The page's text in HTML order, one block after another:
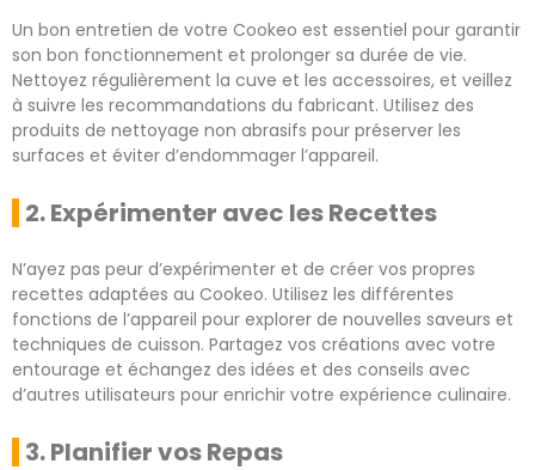
Un bon entretien de votre Cookeo est essentiel pour garantir
son bon fonctionnement et prolonger sa durée de vie.
Nettoyez régulièrement la cuve et les accessoires, et veillez
à suivre les recommandations du fabricant. Utilisez des
produits de nettoyage non abrasifs pour préserver les
surfaces et éviter d’endommager l’appareil.
2. Expérimenter avec les Recettes
N’ayez pas peur d’expérimenter et de créer vos propres
recettes adaptées au Cookeo. Utilisez les différentes
fonctions de l’appareil pour explorer de nouvelles saveurs et
techniques de cuisson. Partagez vos créations avec votre
entourage et échangez des idées et des conseils avec
d’autres utilisateurs pour enrichir votre expérience culinaire.
3. Planifier vos Repas